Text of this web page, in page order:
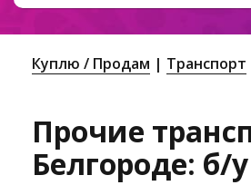
Куплю / Продам Транспорт
Прочие
Белгороде: б/